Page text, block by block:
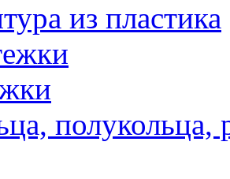
из пластика
полукольца,